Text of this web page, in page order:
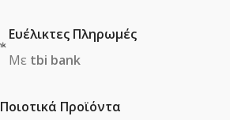
Ευέλικτες Πληρωμές
Με tbi bank
Ποιοτικά Προϊόντα